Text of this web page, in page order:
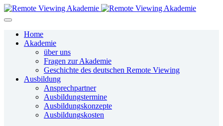
Home
Akademie
über uns
Fragen zur Akademie
Geschichte des deutschen Remote Viewing
Ausbildung
Ansprechpartner
Ausbildungstermine
Ausbildungskonzepte
Ausbildungskosten